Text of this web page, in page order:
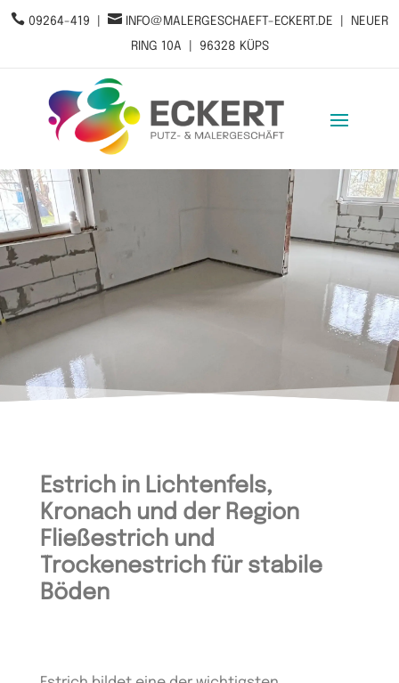
 09264-419  INFO@MALERGESCHAEFT-ECKERT.DE | NEUER
RING 10A | 96328 KÜPS
Estrich in Lichtenfels,
Kronach und der Region
Fließestrich und
Trockenestrich für stabile
Böden